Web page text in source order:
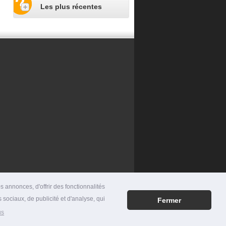
annonces, d'offrir des fonctionnalités
de publicité et d'analyse, qui
Fermer
Les plus récentes